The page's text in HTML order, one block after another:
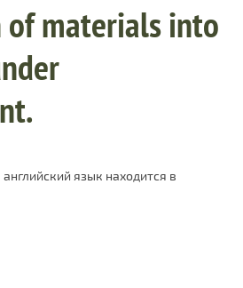
materials into
язык находится в